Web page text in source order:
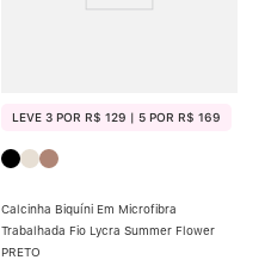
LEVE 3 POR R$ 129 | 5 POR R$ 169
Calcinha Biquíni Em Microfibra
Trabalhada Fio Lycra Summer Flower
PRETO